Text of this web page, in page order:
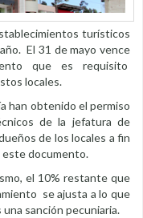
turísticos
El 31 de mayo vence
que es requisito
locales.
han obtenido el permiso
de la jefatura de
de los locales a fin
este documento.
el 10% restante que
se ajusta a lo que
sanción pecuniaria.